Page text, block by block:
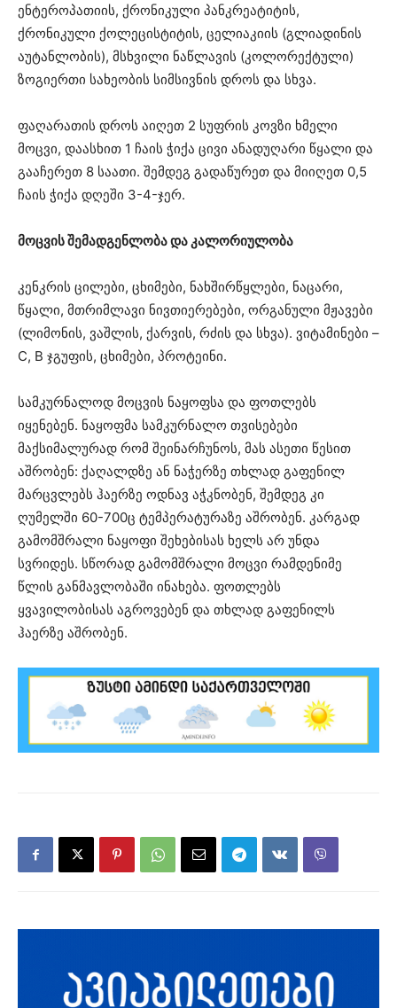
ენტეროპათიის, ქრონიკული პანკრეატიტის,
ქრონიკული ქოლეცისტიტის, ცელიაკიის (გლიადინის
აუტანლობის), მსხვილი ნაწლავის (კოლორექტული)
ზოგიერთი სახეობის სიმსივნის დროს და სხვა.
ფაღარათის დროს აიღეთ 2 სუფრის კოვზი ხმელი
მოცვი, დაასხით 1 ჩაის ჭიქა ცივი ანადუღარი წყალი და
გააჩერეთ 8 საათი. შემდეგ გადაწურეთ და მიიღეთ 0,5
ჩაის ჭიქა დღეში 3-4-ჯერ.
მოცვის შემადგენლობა და კალორიულობა
კენკრის ცილები, ცხიმები, ნახშირწყლები, ნაცარი,
წყალი, მთრიმლავი ნივთიერებები, ორგანული მჟავები
(ლიმონის, ვაშლის, ქარვის, რძის და სხვა). ვიტამინები –
С, B ჯგუფის, ცხიმები, პროტეინი.
სამკურნალოდ მოცვის ნაყოფსა და ფოთლებს
იყენებენ. ნაყოფმა სამკურნალო თვისებები
მაქსიმალურად რომ შეინარჩუნოს, მას ასეთი წესით
აშრობენ: ქაღალდზე ან ნაჭერზე თხლად გაფენილ
მარცვლებს ჰაერზე ოდნავ აჭკნობენ, შემდეგ კი
ღუმელში 60-700ც ტემპერატურაზე აშრობენ. კარგად
გამომშრალი ნაყოფი შეხებისას ხელს არ უნდა
სვრიდეს. სწორად გამომშრალი მოცვი რამდენიმე
წლის განმავლობაში ინახება. ფოთლებს
ყვავილობისას აგროვებენ და თხლად გაფენილს
ჰაერზე აშრობენ.